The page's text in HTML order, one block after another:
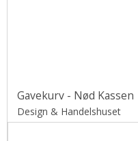
Gavekurv - Nød
Design & Handelshuset